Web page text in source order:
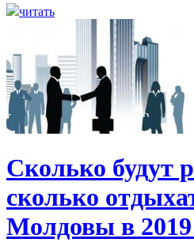
читать
Сколько будут
сколько
Молдовы в 2019